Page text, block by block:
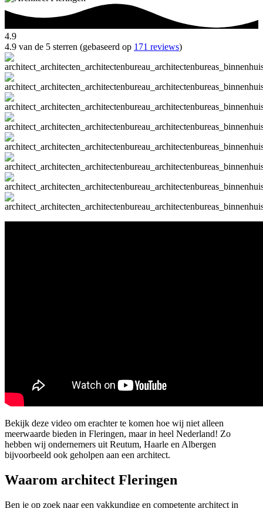
4.9
4.9 van de 5 sterren (gebaseerd op 171 reviews)
Bekijk deze video om erachter te komen hoe wij niet alleen
meerwaarde bieden in Fleringen, maar in heel Nederland! Zo
hebben wij ondernemers uit Reutum, Haarle en Albergen
bijvoorbeeld ook geholpen aan een architect.
Waarom architect Fleringen
Ben je op zoek naar een vakkundige en competente architect in